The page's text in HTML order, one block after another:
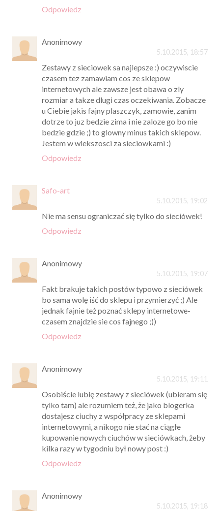
Odpowiedz
Anonimowy
5.10.2015, 18:57
Zestawy z sieciowek sa najlepsze :) oczywiscie
czasem tez zamawiam cos ze sklepow
internetowych ale zawsze jest obawa o zly
rozmiar a takze dlugi czas oczekiwania. Zobacze
u Ciebie jakis fajny plaszczyk, zamowie, zanim
dotrze to juz bedzie zima i nie zaloze go bo nie
bedzie gdzie ;) to glowny minus takich sklepow.
Jestem w wiekszosci za sieciowkami :)
Odpowiedz
Safo-art
5.10.2015, 19:02
Nie ma sensu ograniczać się tylko do sieciówek!
Odpowiedz
Anonimowy
5.10.2015, 19:07
Fakt brakuje takich postów typowo z sieciówek
bo sama wolę iść do sklepu i przymierzyć ;) Ale
jednak fajnie też poznać sklepy internetowe-
czasem znajdzie sie cos fajnego ;))
Odpowiedz
Anonimowy
5.10.2015, 19:11
Osobiście lubię zestawy z sieciówek (ubieram się
tylko tam) ale rozumiem też, że jako blogerka
dostajesz ciuchy z współpracy ze sklepami
internetowymi, a nikogo nie stać na ciągłe
kupowanie nowych ciuchów w sieciówkach, żeby
kilka razy w tygodniu był nowy post :)
Odpowiedz
Anonimowy
5.10.2015, 19:18